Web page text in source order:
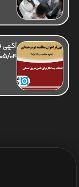
آگهی
405/04 شرکت ایران یاسا